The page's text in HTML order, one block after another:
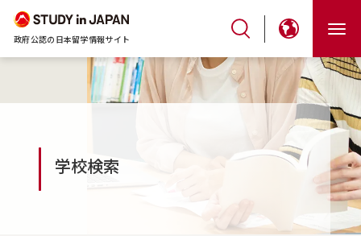
政府公認の日本留学情報サイト
学校検索